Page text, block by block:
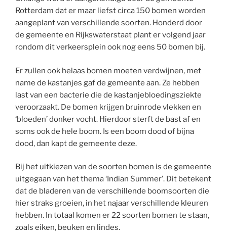
Rotterdam dat er maar liefst circa 150 bomen worden
aangeplant van verschillende soorten. Honderd door
de gemeente en Rijkswaterstaat plant er volgend jaar
rondom dit verkeersplein ook nog eens 50 bomen bij.
Er zullen ook helaas bomen moeten verdwijnen, met
name de kastanjes gaf de gemeente aan. Ze hebben
last van een bacterie die de kastanjebloedingsziekte
veroorzaakt. De bomen krijgen bruinrode vlekken en
‘bloeden’ donker vocht. Hierdoor sterft de bast af en
soms ook de hele boom. Is een boom dood of bijna
dood, dan kapt de gemeente deze.
Bij het uitkiezen van de soorten bomen is de gemeente
uitgegaan van het thema ‘Indian Summer’. Dit betekent
dat de bladeren van de verschillende boomsoorten die
hier straks groeien, in het najaar verschillende kleuren
hebben. In totaal komen er 22 soorten bomen te staan,
zoals eiken, beuken en lindes.